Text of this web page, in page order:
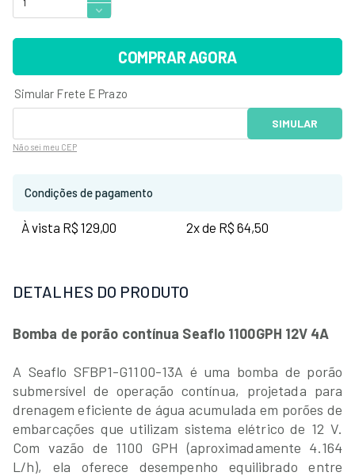
COMPRAR AGORA
Não sei meu CEP
Condições de pagamento
À vista R$ 129,00 2x de R$ 64,50
DETALHES DO PRODUTO
Bomba de porão contínua Seaflo 1100GPH 12V 4A
A Seaflo SFBP1-G1100-13A é uma bomba de porão
submersível de operação contínua, projetada para
drenagem eficiente de água acumulada em porões de
embarcações que utilizam sistema elétrico de 12 V.
Com vazão de 1100 GPH (aproximadamente 4.164
L/h), ela oferece desempenho equilibrado entre